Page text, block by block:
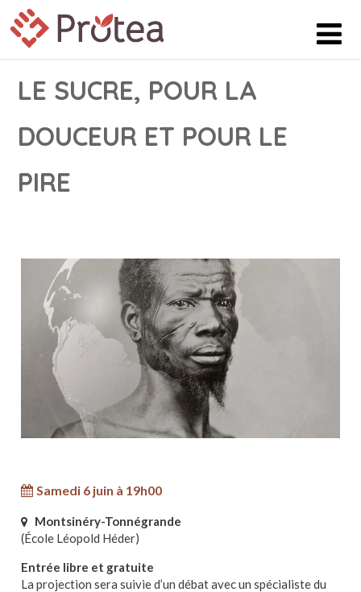
LE SUCRE, POUR LA
DOUCEUR ET POUR LE
PIRE
Samedi 6 juin à 19h00
Montsinéry-Tonnégrande
(École Léopold Héder)
Entrée libre et gratuite
La projection sera suivie d’un débat avec un spécialiste du